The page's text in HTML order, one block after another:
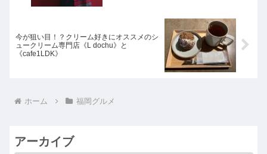
今が狙い目！？クリーム好きにオススメのシ
ュークリーム専門店《L dochu》と
《cafe1LDK》
ホーム 福岡グルメ
アーカイブ